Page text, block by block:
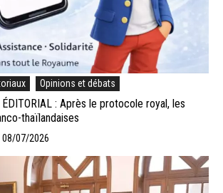
Opinions et débats
ÉDITORIAL : Après le protocole royal, les
thaïlandaises
08/07/2026